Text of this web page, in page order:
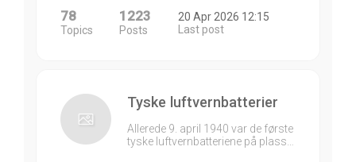
78
Topics
1223
Posts
20 Apr 2026 12:15
Last post
Tyske luftvernbatterier
Allerede 9. april 1940 var de første
tyske luftvernbatteriene på plass…